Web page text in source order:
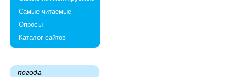
Самые читаемые
Опросы
Каталог сайтов
погода